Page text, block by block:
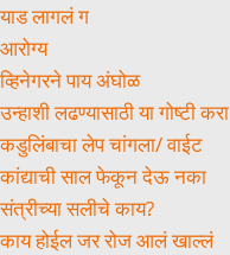
याड लागलं ग
आरोग्य
व्हिनेगरने पाय अंघोळ
उन्हाशी लढण्यासाठी या गोष्टी करा
कडुलिंबाचा लेप चांगला/ वाईट
कांद्याची साल फेकून देऊ नका
संत्रीच्या सलीचे काय?
काय होईल जर रोज आलं खाल्लं